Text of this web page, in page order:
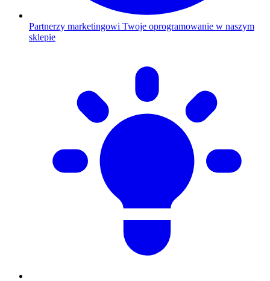
Partnerzy marketingowi Twoje oprogramowanie w naszym
sklepie